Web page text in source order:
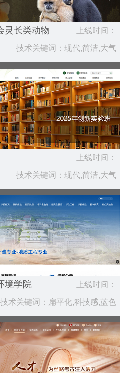
灵长类动物
上线时间：
2025.06
技术关键词：现代,简洁,大气
上线时间：
2025.06
技术关键词：现代,简洁,大气
境学院 上线时间：
2025.06
技术关键词：扁平化,科技感,蓝色